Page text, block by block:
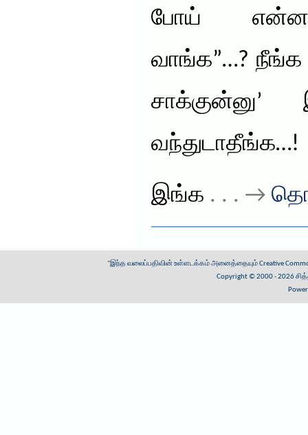
போய்
வாங்க”…? நீங்க
சாக்குன்னு’
வந்துடாதீங்க…!
இங்க . . . →
"இந்த வலைப்பதிவின் உள்ளடக்கம் அனைத்தையும்Creative
Copyright © 2000 - 2026